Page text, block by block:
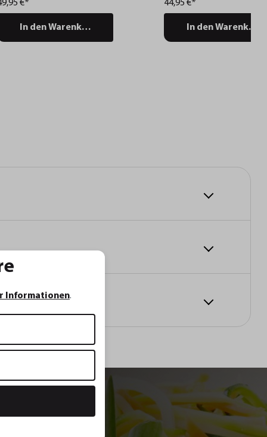
€*
In den Warenkorb
44,95 €*
In den Warenkorb
Informationen.